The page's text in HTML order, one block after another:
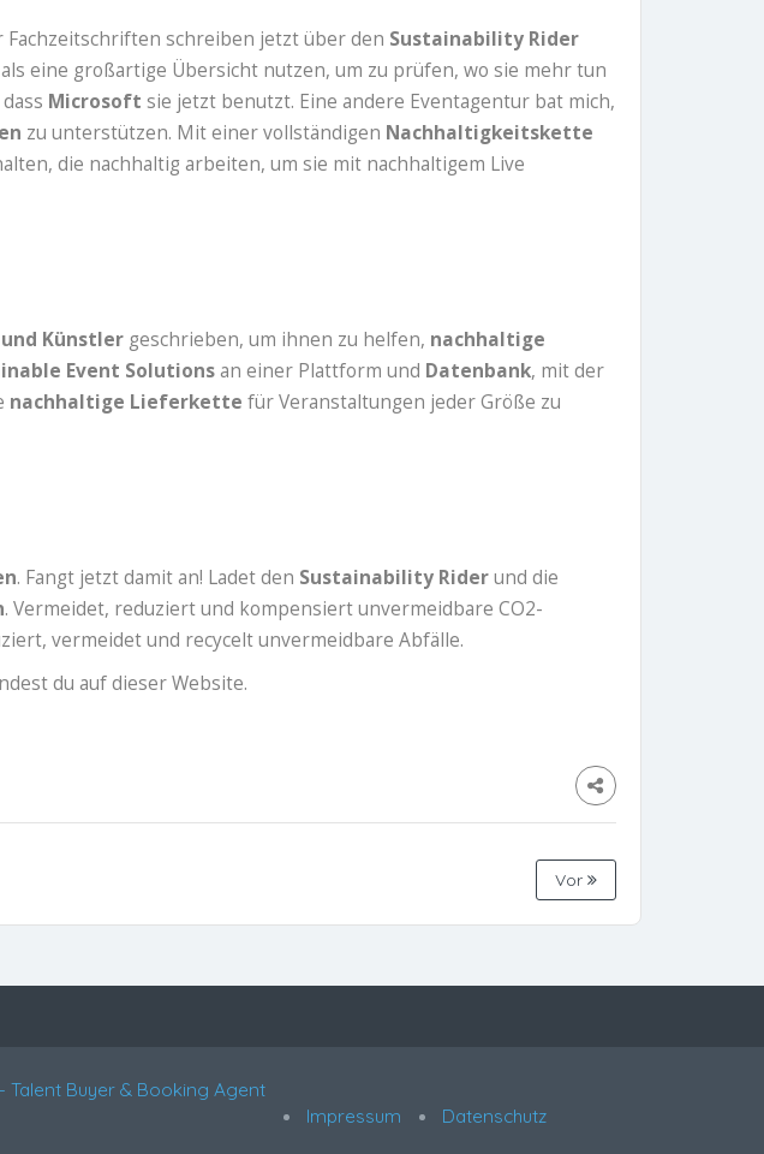
schreiben jetzt über den Sustainability Rider
eine großartige Übersicht nutzen, um zu prüfen, wo sie mehr tun
Microsoft sie jetzt benutzt. Eine andere Eventagentur bat mich,
zu unterstützen. Mit einer vollständigen Nachhaltigkeitskette
die nachhaltig arbeiten, um sie mit nachhaltigem Live
Künstler geschrieben, um ihnen zu helfen, nachhaltige
Event Solutionsan einer Plattform und Datenbank, mit der
nachhaltige Lieferkette für Veranstaltungen jeder Größe zu
. Fangt jetzt damit an! Ladet den Sustainability Riderund die
. Vermeidet, reduziert und kompensiert unvermeidbare CO2-
vermeidet und recycelt unvermeidbare Abfälle.
du auf dieser Website.
Vor
Talent Buyer & Booking Agent
Impressum Datenschutz